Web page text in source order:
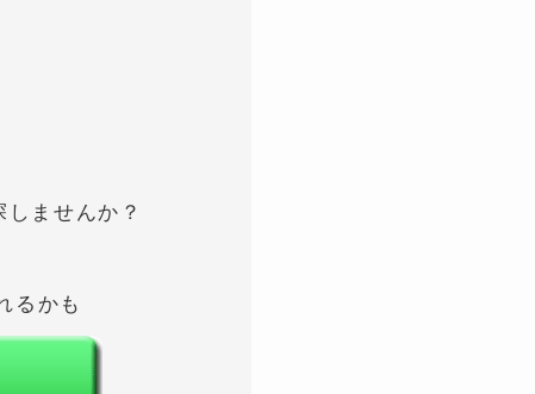
ませんか？
るかも